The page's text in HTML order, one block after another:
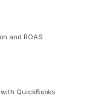
and ROAS
QuickBooks.